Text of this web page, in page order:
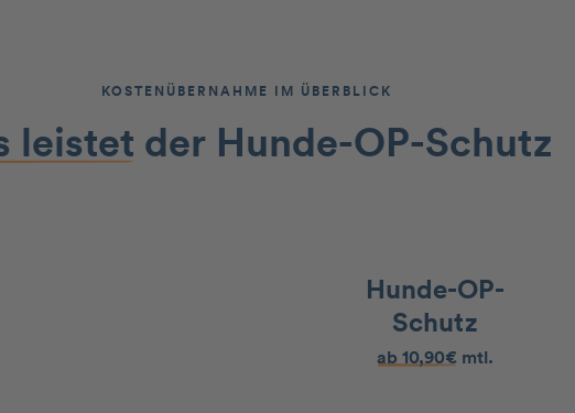
KOSTENÜBERNAHME IM ÜBERBLICK
leistet der Hunde-OP-Schutz
Hunde-OP-
Schutz
ab 10,90€ mtl.